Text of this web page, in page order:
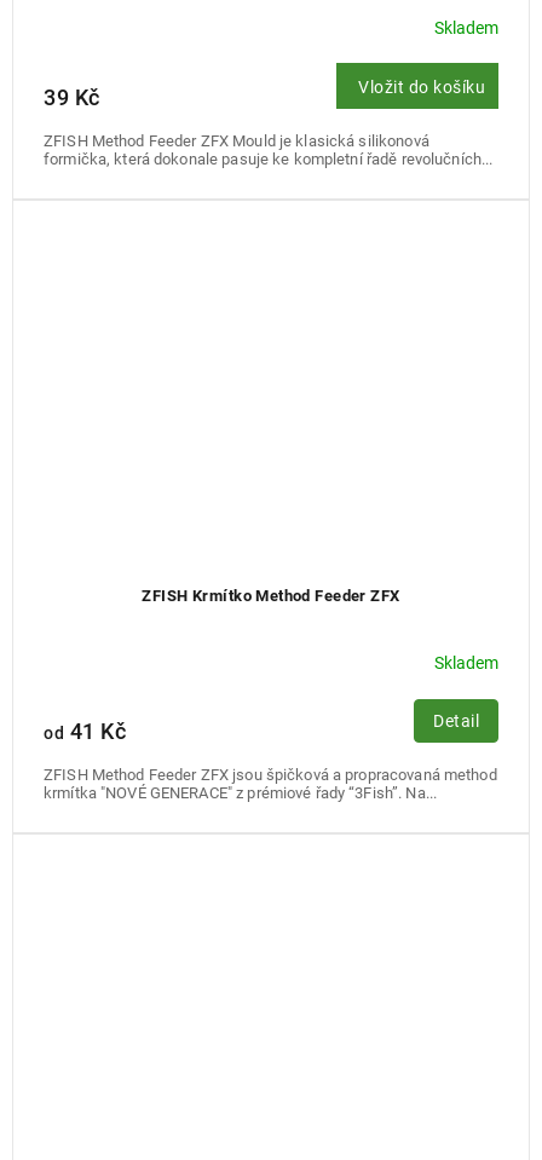
Skladem
39 Kč Vložit do košíku
ZFISH Method Feeder ZFX Mould je klasická silikonová
formička, která dokonale pasuje ke kompletní řadě revolučních...
ZFISH Krmítko Method Feeder ZFX
Skladem
od 41 Kč Detail
ZFISH Method Feeder ZFX jsou špičková a propracovaná method
krmítka "NOVÉ GENERACE" z prémiové řady “3Fish”. Na...